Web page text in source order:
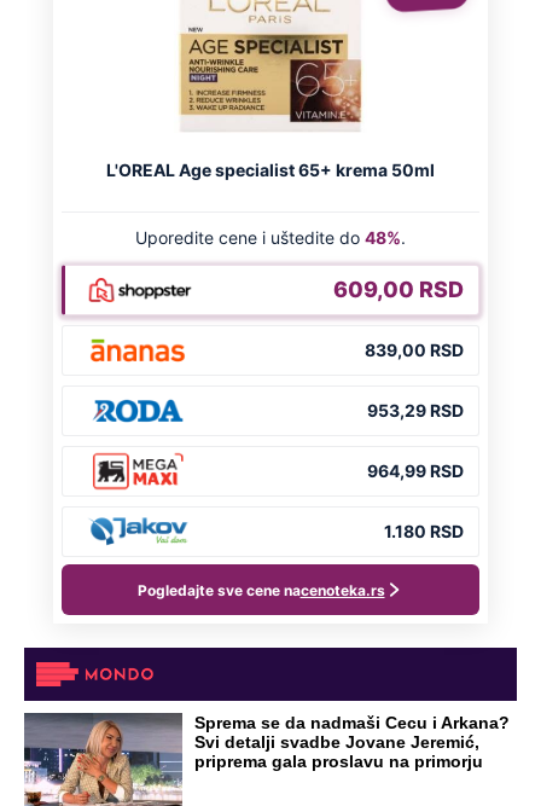
Sprema se da nadmaši Cecu i Arkana?
Svi detalji svadbe Jovane Jeremić,
priprema gala proslavu na primorju